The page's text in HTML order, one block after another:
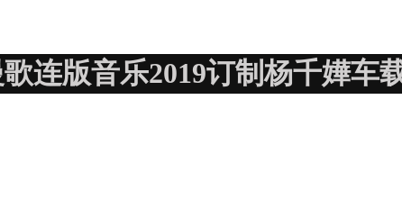
连版音乐2019订制杨千嬅车